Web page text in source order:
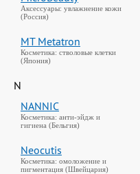
Аксессуары: увлажнение кожи
(Россия)
MT Metatron
Косметика: стволовые клетки
(Япония)
N
NANNIC
Косметика: анти-эйдж и
гигиена (Бельгия)
Neocutis
Косметика: омоложение и
пигментация (Швейцария)